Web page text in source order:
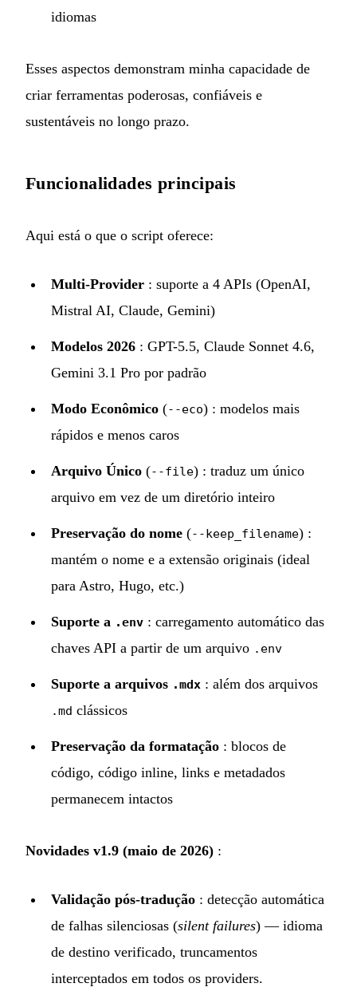
idiomas
Esses aspectos demonstram minha capacidade de
criar ferramentas poderosas, confiáveis e
sustentáveis no longo prazo.
Funcionalidades principais
Aqui está o que o script oferece:
Multi-Provider : suporte a 4 APIs (OpenAI,
Mistral AI, Claude, Gemini)
Modelos 2026 : GPT-5.5, Claude Sonnet 4.6,
Gemini 3.1 Pro por padrão
Modo Econômico (--eco) : modelos mais
rápidos e menos caros
Arquivo Único (--file) : traduz um único
arquivo em vez de um diretório inteiro
Preservação do nome (--keep_filename) :
mantém o nome e a extensão originais (ideal
para Astro, Hugo, etc.)
Suporte a .env : carregamento automático das
chaves API a partir de um arquivo .env
Suporte a arquivos .mdx : além dos arquivos
.md clássicos
Preservação da formatação : blocos de
código, código inline, links e metadados
permanecem intactos
Novidades v1.9 (maio de 2026) :
Validação pós-tradução : detecção automática
de falhas silenciosas (silent failures) — idioma
de destino verificado, truncamentos
interceptados em todos os providers.